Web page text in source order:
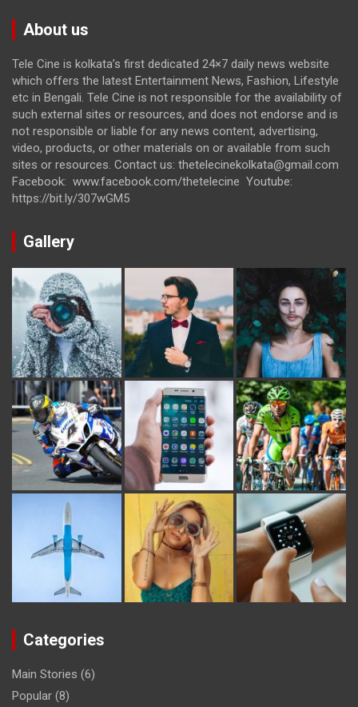
About us
Tele Cine is kolkata’s first dedicated 24×7 daily news website
which offers the latest Entertainment News, Fashion, Lifestyle
etc in Bengali. Tele Cine is not responsible for the availability of
such external sites or resources, and does not endorse and is
not responsible or liable for any news content, advertising,
video, products, or other materials on or available from such
sites or resources. Contact us: thetelecinekolkata@gmail.com
Facebook: www.facebook.com/thetelecine Youtube:
https://bit.ly/307wGM5
Gallery
Categories
Main Stories (6)
Popular (8)